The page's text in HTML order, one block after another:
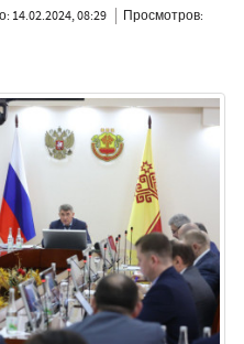
14.02.2024, 08:29
Просмотров: